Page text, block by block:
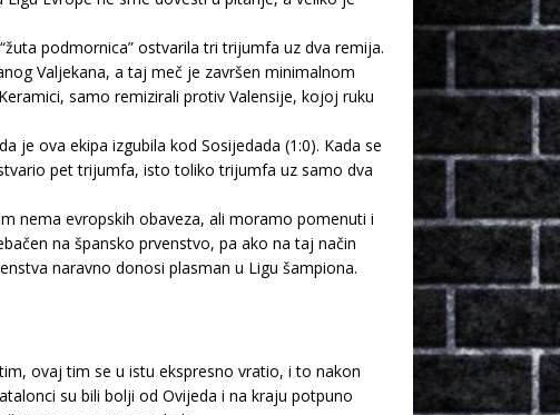
podmornica” ostvarila tri trijumfa uz dva remija.
Valjekana, a taj meč je završen minimalnom
samo remizirali protiv Valensije, kojoj ruku
je ova ekipa izgubila kod Sosijedada (1:0). Kada se
pet trijumfa, isto toliko trijumfa uz samo dva
nema evropskih obaveza, ali moramo pomenuti i
na špansko prvenstvo, pa ako na taj način
naravno donosi plasman u Ligu šampiona.
ovaj tim se u istu ekspresno vratio, i to nakon
su bili bolji od Ovijeda i na kraju potpuno